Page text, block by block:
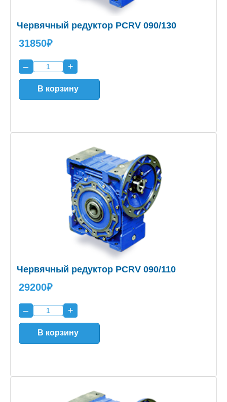
Червячный редуктор PCRV 090/130
31850₽
– +
В корзину
Червячный редуктор PCRV 090/110
29200₽
– +
В корзину